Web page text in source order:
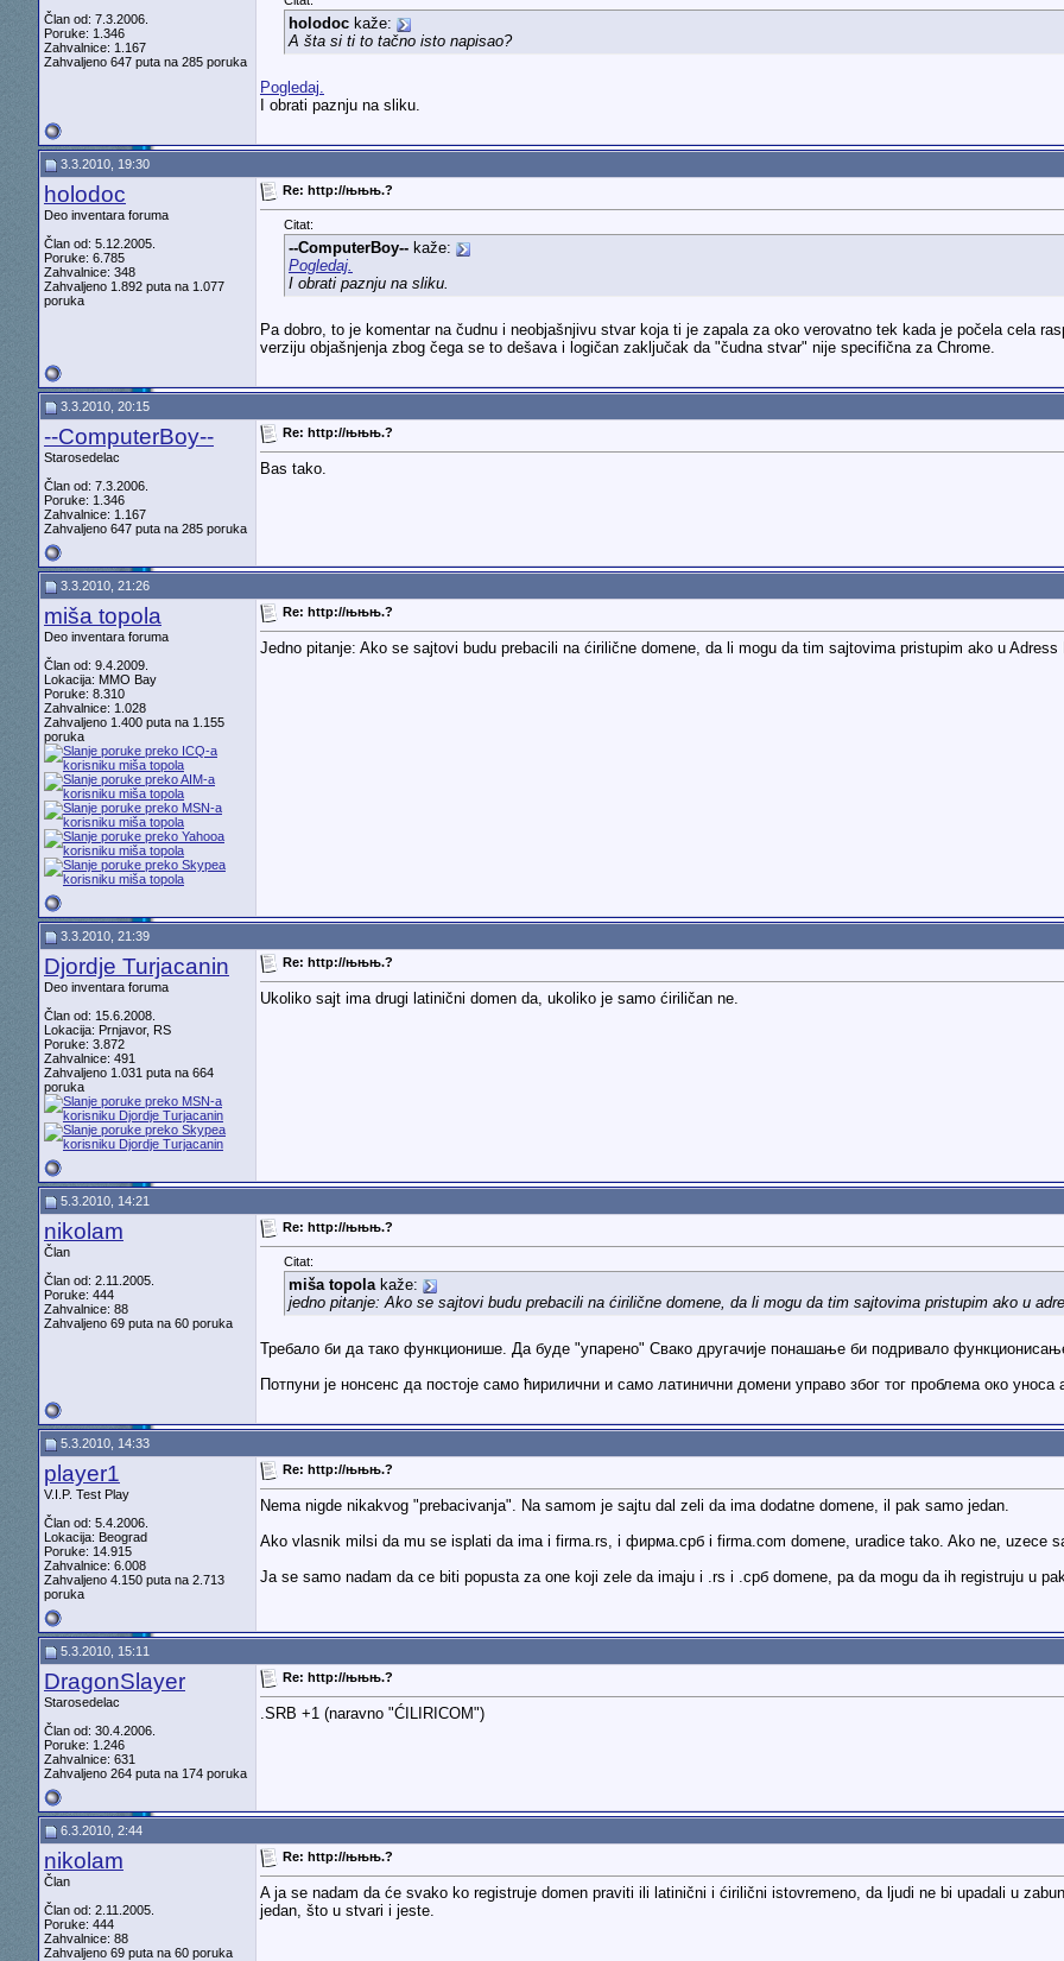
Član od: 7.3.2006.
Poruke: 1.346
Zahvalnice: 1.167
Zahvaljeno 647 puta na 285 poruka
holodockaže:
A šta si ti to tačno isto napisao?
Pogledaj.
I obrati paznju na sliku.
3.3.2010, 19:30
holodoc
Deo inventara foruma
Član od: 5.12.2005.
Poruke: 6.785
Zahvalnice: 348
Zahvaljeno 1.892 puta na 1.077
poruka
Re: http://њњњ.?
Citat:
--ComputerBoy--kaže:
Pogledaj.
I obrati paznju na sliku.
Pa dobro, to je komentar na čudnu i neobjašnjivu stvar koja ti je zapala za oko verovatno tek kada je počela cela
verziju objašnjenja zbog čega se to dešava i logičan zaključak da "čudna stvar" nije specifična za Chrome.
3.3.2010, 20:15
--ComputerBoy--
Starosedelac
Član od: 7.3.2006.
Poruke: 1.346
Zahvalnice: 1.167
Zahvaljeno 647 puta na 285 poruka
Re: http://њњњ.?
Bas tako.
3.3.2010, 21:26
miša topola
Deo inventara foruma
Član od: 9.4.2009.
Lokacija: MMO Bay
Poruke: 8.310
Zahvalnice: 1.028
Zahvaljeno 1.400 puta na 1.155
poruka
Re: http://њњњ.?
Jedno pitanje: Ako se sajtovi budu prebacili na ćirilične domene, da li mogu da tim sajtovima pristupim ako u
3.3.2010, 21:39
Djordje Turjacanin
Deo inventara foruma
Član od: 15.6.2008.
Lokacija: Prnjavor, RS
Poruke: 3.872
Zahvalnice: 491
Zahvaljeno 1.031 puta na 664
poruka
Re: http://њњњ.?
Ukoliko sajt ima drugi latinični domen da, ukoliko je samo ćiriličan ne.
5.3.2010, 14:21
nikolam
Član
Član od: 2.11.2005.
Poruke: 444
Zahvalnice: 88
Zahvaljeno 69 puta na 60 poruka
Re: http://њњњ.?
Citat:
miša topolakaže:
jedno pitanje: Ako se sajtovi budu prebacili na ćirilične domene, da li mogu da tim sajtovima pristupim ako u
Требало би да тако функционише. Да буде "упарено" Свако другачије понашање би подривало
Потпуни је нонсенс да постоје само ћирилични и само латинични домени управо због тог проблема око уноса
5.3.2010, 14:33
player1
V.I.P. Test Play
Član od: 5.4.2006.
Lokacija: Beograd
Poruke: 14.915
Zahvalnice: 6.008
Zahvaljeno 4.150 puta na 2.713
poruka
Re: http://њњњ.?
Nema nigde nikakvog "prebacivanja". Na samom je sajtu dal zeli da ima dodatne domene, il pak samo jedan.
Ako vlasnik milsi da mu se isplati da ima i firma.rs, i фирма.срб i firma.com domene, uradice tako. Ako ne, uzece
Ja se samo nadam da ce biti popusta za one koji zele da imaju i .rs i .срб domene, pa da mogu da ih registruju u
5.3.2010, 15:11
DragonSlayer
Starosedelac
Član od: 30.4.2006.
Poruke: 1.246
Zahvalnice: 631
Zahvaljeno 264 puta na 174 poruka
Re: http://њњњ.?
.SRB +1 (naravno "ĆILIRICOM")
6.3.2010, 2:44
nikolam
Član
Član od: 2.11.2005.
Poruke: 444
Zahvalnice: 88
Zahvaljeno 69 puta na 60 poruka
Re: http://њњњ.?
A ja se nadam da će svako ko registruje domen praviti ili latinični i ćirilični istovremeno, da ljudi ne bi upadali u
jedan, što u stvari i jeste.